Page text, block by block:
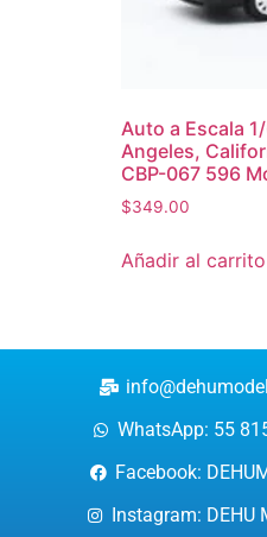
Auto a Escala
Angeles,
CBP-067 596
$349.00
Añadir al carrito
WhatsApp: 55
Facebook:
Instagram: DEHU